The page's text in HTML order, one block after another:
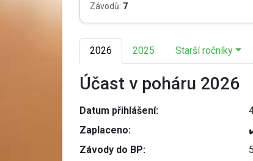
Závodů: 7
2026 2025 Starší ročníky
Účast v poháru 2026
Datum přihlášení:
Zaplaceno:
Závody do BP: